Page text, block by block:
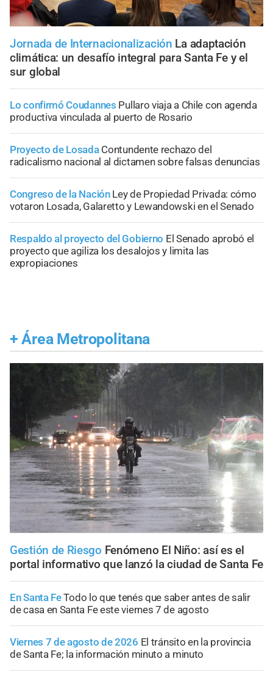
Jornada de Internacionalización La adaptación
climática: un desafío integral para Santa Fe y el
sur global
Lo confirmó Coudannes Pullaro viaja a Chile con agenda
productiva vinculada al puerto de Rosario
Proyecto de Losada Contundente rechazo del
radicalismo nacional al dictamen sobre falsas denuncias
Congreso de la Nación Ley de Propiedad Privada: cómo
votaron Losada, Galaretto y Lewandowski en el Senado
Respaldo al proyecto del Gobierno El Senado aprobó el
proyecto que agiliza los desalojos y limita las
expropiaciones
+ Área Metropolitana
Gestión de Riesgo Fenómeno El Niño: así es el
portal informativo que lanzó la ciudad de Santa Fe
En Santa FeTodo lo que tenés que saber antes de salir
de casa en Santa Fe este viernes 7 de agosto
Viernes 7 de agosto de 2026 El tránsito en la provincia
de Santa Fe; la información minuto a minuto